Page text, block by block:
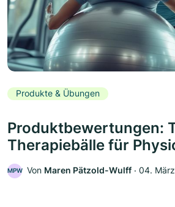
Produkte & Übungen
Produktbewertungen:
Therapiebälle für
MPW Von Maren Pätzold-Wulff ‧ 04.